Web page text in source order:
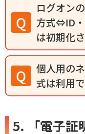
ログオン
方式⇔ID
は初期化
個人用の
式は利用
5. 「電子証